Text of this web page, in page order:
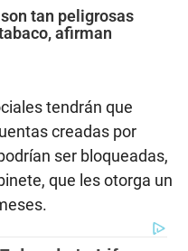
tan peligrosas
afirman
tendrán que
creadas por
ser bloqueadas,
que les otorga un